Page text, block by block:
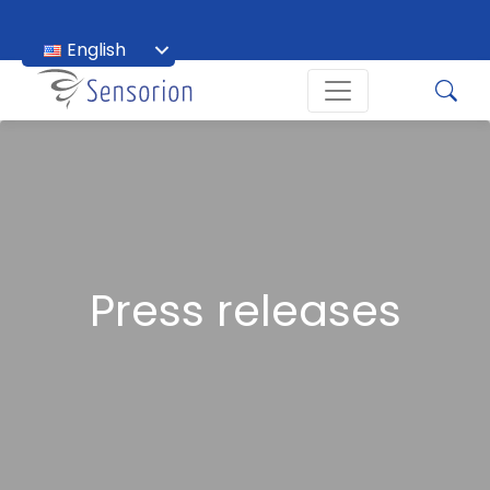
Français
English
Press releases